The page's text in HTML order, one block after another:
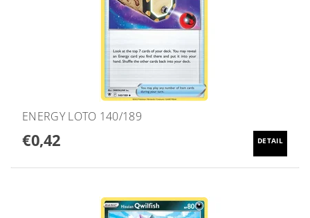
ENERGY LOTO 140/189
€0,42 DETAIL